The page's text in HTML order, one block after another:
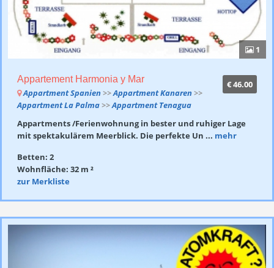
1
€ 46.00
Appartement Harmonia y Mar
Appartment Spanien >>Appartment Kanaren >>
Appartment La Palma>>Appartment Tenagua
Appartments /Ferienwohnung in bester und ruhiger Lage
mit spektakulärem Meerblick. Die perfekte Un ... mehr
Betten: 2
Wohnfläche: 32 m ²
zur Merkliste